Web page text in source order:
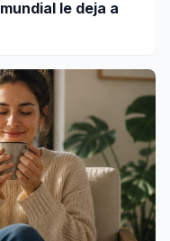
le deja a